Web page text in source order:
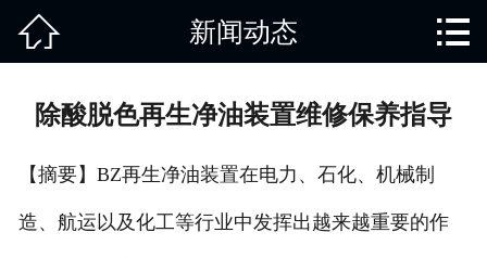
 新闻动态 
除酸脱色再生净油装置维修保养指导
【摘要】BZ再生净油装置在电力、石化、机械制
造、航运以及化工等行业中发挥出越来越重要的作